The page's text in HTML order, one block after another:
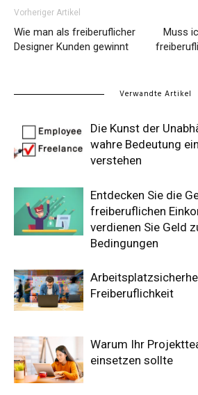
Vorheriger Artikel
Wie man als freiberuflicher
Designer Kunden gewinnt
Muss
Verwandte Artikel
Die Kunst der
wahre Bedeutung
verstehen
Entdecken Sie die
freiberuflichen
verdienen Sie Geld
Bedingungen
Freiberuflichkeit
Warum Ihr
einsetzen sollte